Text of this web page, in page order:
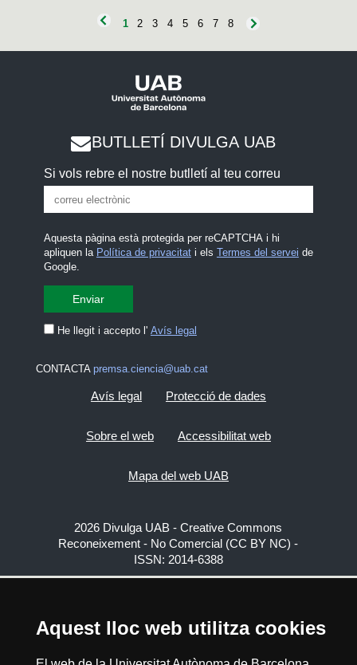
Aquest lloc web utilitza cookies
1 2 3 4 5 6 7 8
BUTLLETÍ DIVULGA UAB
Si vols rebre el nostre butlletí al teu correu
Aquesta pàgina està protegida per reCAPTCHA i hi
apliquen la Política de privacitati els Termes del servei de
Google.
He llegit i accepto l' Avís legal
CONTACTA premsa.ciencia@uab.cat
Avís legal Protecció de dades
Sobre el web Accessibilitat web
Mapa del web UAB
2026 Divulga UAB - Creative Commons
Reconeixement - No Comercial (CC BY NC) -
ISSN: 2014-6388